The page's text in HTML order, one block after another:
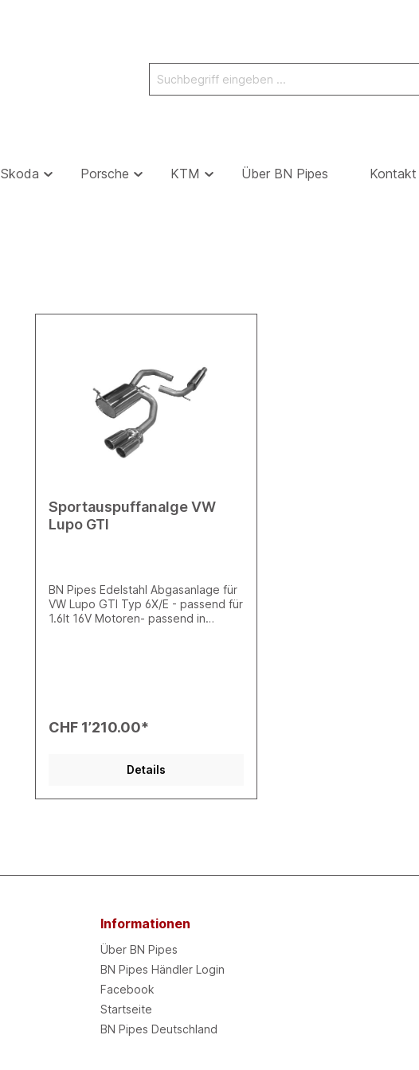
Skoda Porsche KTM Über BN Pipes Kontakt
Sportauspuffanalge VW
Lupo GTI
BN Pipes Edelstahl Abgasanlage für
VW Lupo GTI Typ 6X/E - passend für
1.6lt 16V Motoren- passend in
Bestellung handgefertigt in
Passgenauigkeit- 1 Jahr
Herstellergarantie- ohne CH-
CHF 1’210.00*
Details
Informationen
Über BN Pipes
BN Pipes Händler Login
Facebook
Startseite
BN Pipes Deutschland